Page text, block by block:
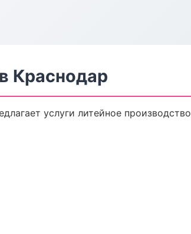
Краснодар
услуги литейное